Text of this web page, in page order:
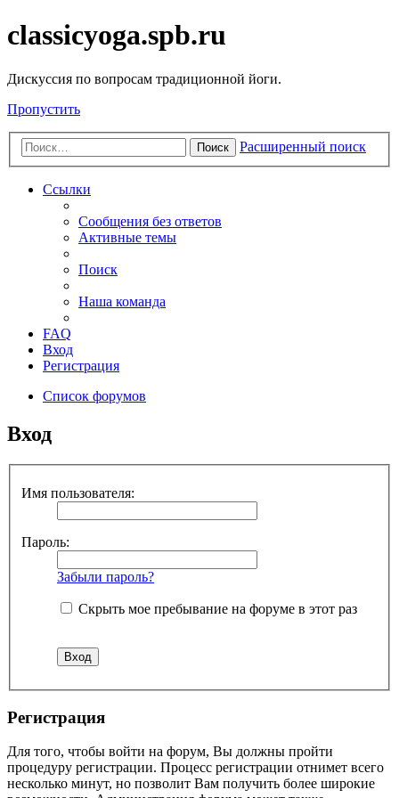
classicyoga.spb.ru
Дискуссия по вопросам традиционной йоги.
Пропустить
Поиск Расширенный поиск
Ссылки
Сообщения без ответов
Активные темы
Поиск
Наша команда
FAQ
Вход
Регистрация
Список форумов
Вход
Имя пользователя:
Пароль:
Забыли пароль?
Скрыть мое пребывание на форуме в этот раз
Регистрация
Для того, чтобы войти на форум, Вы должны пройти
процедуру регистрации. Процесс регистрации отнимет всего
несколько минут, но позволит Вам получить более широкие